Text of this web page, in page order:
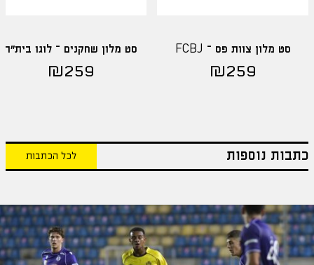
סט מלון צוות פס – FCBJ
₪259
סט מלון שחקנים – לוגו בית"ר
₪259
כתבות נוספות לכל הכתבות